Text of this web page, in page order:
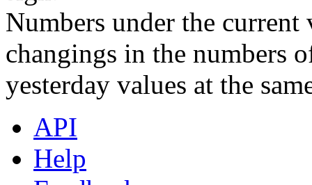
Numbers under the
changings in the numbers
yesterday values at the
API
Help